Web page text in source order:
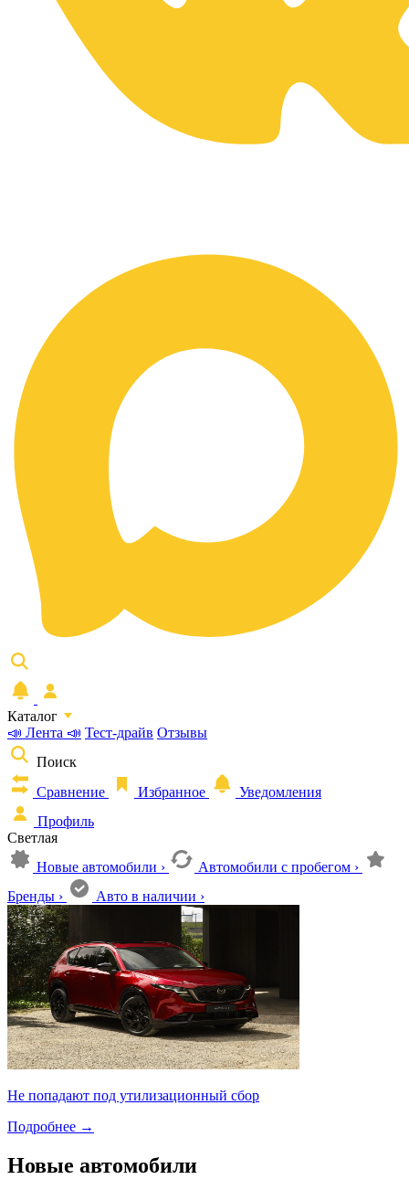
Каталог
📣 Лента 📣 Тест-драйв Отзывы
Поиск
Сравнение
Избранное
Уведомления
Профиль
Светлая
Новые автомобили › Автомобили с пробегом ›
Бренды › Авто в наличии ›
Не попадают под утилизационный сбор
Подробнее →
Новые автомобили